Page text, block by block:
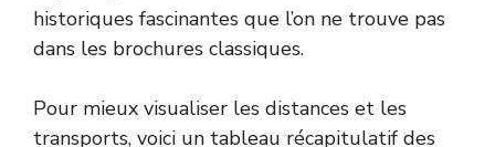
historiques fascinantes que l’on ne trouve pas
dans les brochures classiques.
Pour mieux visualiser les distances et les
transports, voici un tableau récapitulatif des